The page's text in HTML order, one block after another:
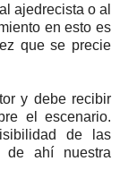
ajedrecista o al
en esto es
que se precie
y debe recibir
el escenario.
de las
ahí nuestra